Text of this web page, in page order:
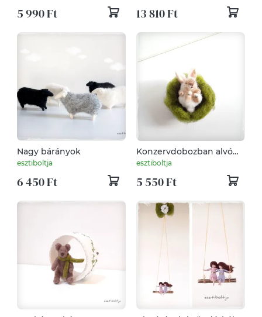
5 990 Ft 13 810 Ft
Nagy bárányok
esztiboltja
6 450 Ft
Konzervdobozban alvó
nyuszi barna -
tűnemezelt
esztiboltja
5 550 Ft